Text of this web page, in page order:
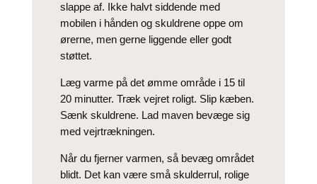
slappe af. Ikke halvt siddende med
mobilen i hånden og skuldrene oppe om
ørerne, men gerne liggende eller godt
støttet.
Læg varme på det ømme område i 15 til
20 minutter. Træk vejret roligt. Slip kæben.
Sænk skuldrene. Lad maven bevæge sig
med vejrtrækningen.
Når du fjerner varmen, så bevæg området
blidt. Det kan være små skulderrul, rolige